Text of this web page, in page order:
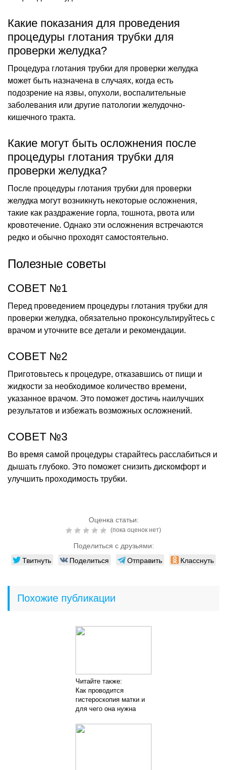
Какие показания для проведения
процедуры глотания трубки для
проверки желудка?
Процедура глотания трубки для проверки желудка
может быть назначена в случаях, когда есть
подозрение на язвы, опухоли, воспалительные
заболевания или другие патологии желудочно-
кишечного тракта.
Какие могут быть осложнения после
процедуры глотания трубки для
проверки желудка?
После процедуры глотания трубки для проверки
желудка могут возникнуть некоторые осложнения,
такие как раздражение горла, тошнота, рвота или
кровотечение. Однако эти осложнения встречаются
редко и обычно проходят самостоятельно.
Полезные советы
СОВЕТ №1
Перед проведением процедуры глотания трубки для
проверки желудка, обязательно проконсультируйтесь с
врачом и уточните все детали и рекомендации.
СОВЕТ №2
Приготовьтесь к процедуре, отказавшись от пищи и
жидкости за необходимое количество времени,
указанное врачом. Это поможет достичь наилучших
результатов и избежать возможных осложнений.
СОВЕТ №3
Во время самой процедуры старайтесь расслабиться и
дышать глубоко. Это поможет снизить дискомфорт и
улучшить проходимость трубки.
Оценка статьи:
(пока оценок нет)
Поделиться с друзьями:
Твитнуть Поделиться Отправить Класснуть
Похожие публикации
Читайте также:
Как проводится
гистероскопия матки и
для чего она нужна